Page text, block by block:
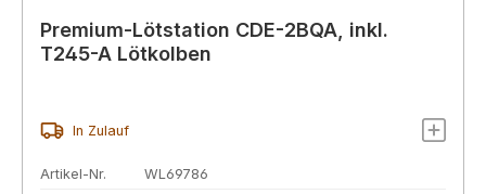
Premium-Lötstation CDE-2BQA, inkl.
T245-A Lötkolben
In Zulauf
Artikel-Nr.
WL69786